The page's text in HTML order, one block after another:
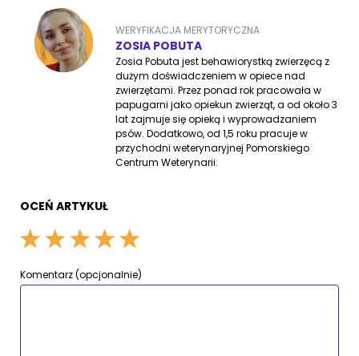
WERYFIKACJA MERYTORYCZNA
ZOSIA POBUTA
Zosia Pobuta jest behawiorystką zwierzęcą z
dużym doświadczeniem w opiece nad
zwierzętami. Przez ponad rok pracowała w
papugarni jako opiekun zwierząt, a od około 3
lat zajmuje się opieką i wyprowadzaniem
psów. Dodatkowo, od 1,5 roku pracuje w
przychodni weterynaryjnej Pomorskiego
Centrum Weterynarii.
OCEŃ ARTYKUŁ
Komentarz (opcjonalnie)